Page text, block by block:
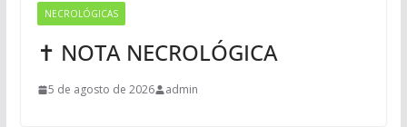
NECROLÓGICAS
✝ NOTA NECROLÓGICA
5 de agosto de 2026 admin